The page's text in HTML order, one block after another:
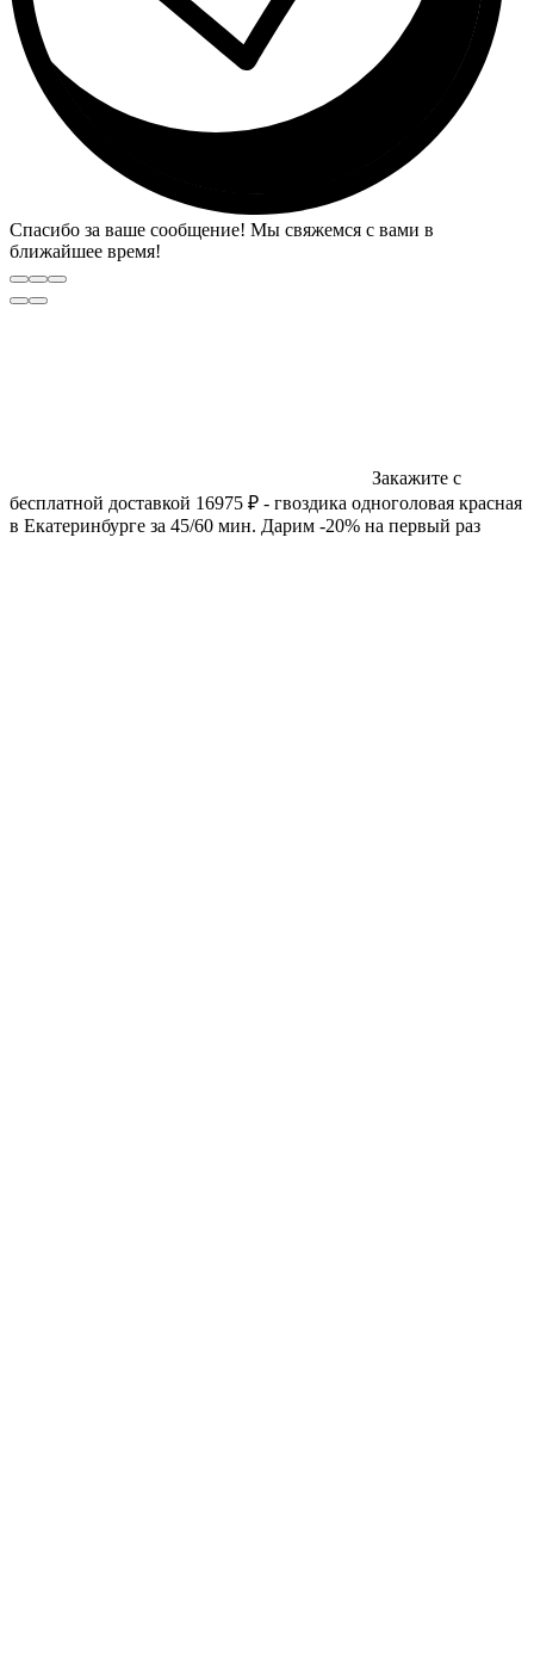
Спасибо за ваше сообщение! Мы свяжемся с вами в
ближайшее время!
Закажите с
бесплатной доставкой 16975 ₽ - гвоздика одноголовая красная
в Екатеринбурге за 45/60 мин. Дарим -20% на первый раз